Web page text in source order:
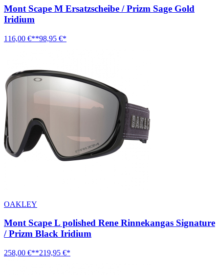
Mont Scape M Ersatzscheibe / Prizm Sage Gold
Iridium
116,00 €**98,95 €*
OAKLEY
Mont Scape L polished Rene Rinnekangas Signature
/ Prizm Black Iridium
258,00 €**219,95 €*